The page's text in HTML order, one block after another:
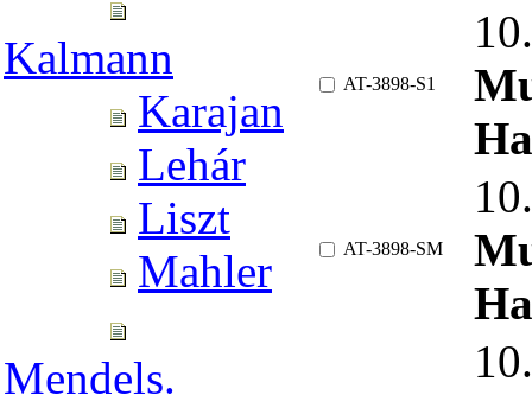
Kalmann
Karajan
Lehár
Liszt
Mahler
Mendels.
AT-3898-S1
AT-3898-SM